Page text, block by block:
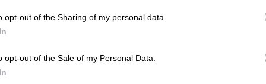
opt-out of the Sharing of my personal data.
opt-out of the Sale of my Personal Data.
Επιπλων,
Μικρομεταφορες
Συσκευων,
Μετακομιση